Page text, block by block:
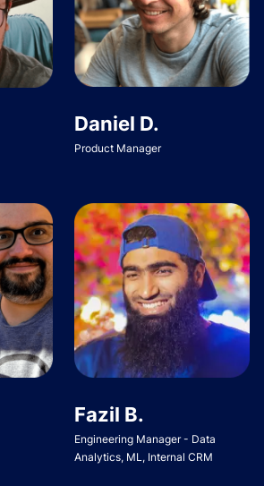
Daniel D.
Product Manager
Fazil B.
Engineering Manager - Data
Analytics, ML, Internal CRM